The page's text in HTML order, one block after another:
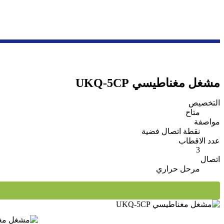
مشغل مغناطيسي UKQ-5CP
التخصيص
متاح
مواصفة
نقطة اتصال فضية
عدد الاقطاب
3
اتصال
مرحل حراري